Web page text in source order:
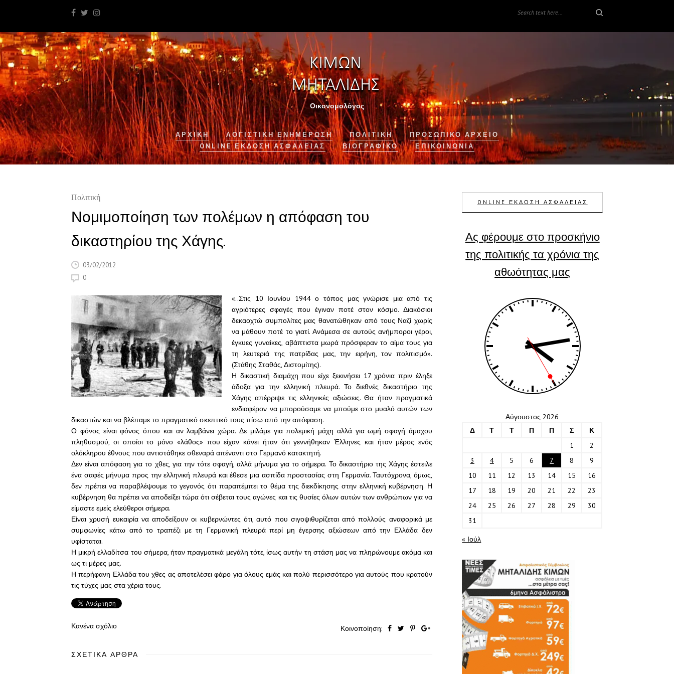
Οικονομολόγος
ΑΡΧΙΚΉ ΛΟΓΙΣΤΙΚΉ ΕΝΗΜΈΡΩΣΗ ΠΟΛΙΤΙΚΗ
ΠΡΟΣΩΠΙΚΟ ΑΡΧΕΙΟ
ONLINE ΈΚΔΟΣΗ ΑΣΦΆΛΕΙΑΣ
ΒΙΟΓΡΑΦΙΚΌ ΕΠΙΚΟΙΝΩΝΊΑ
Πολιτική
Νομιμοποίηση των πολέμων η απόφαση του
δικαστηρίου της Χάγης.
03/02/2012
0
«..Στις 10 Ιουνίου 1944 ο τόπος μας γνώρισε μια από τις
αγριότερες σφαγές που έγιναν ποτέ στον κόσμο. Διακόσιοι
δεκαοχτώ συμπολίτες μας θανατώθηκαν από τους Ναζί χωρίς
να μάθουν ποτέ το γιατί. Ανάμεσα σε αυτούς ανήμποροι γέροι,
έγκυες γυναίκες, αβάπτιστα μωρά πρόσφεραν το αίμα τους για
τη λευτεριά της πατρίδας μας, την ειρήνη, τον πολιτισμό».
(Στάθης Σταθάς, Διστομίτης).
Η δικαστική διαμάχη που είχε ξεκινήσει 17 χρόνια πριν έληξε
άδοξα για την ελληνική πλευρά. Το διεθνές δικαστήριο της
Χάγης απέρριψε τις ελληνικές αξιώσεις. Θα ήταν πραγματικά
ενδιαφέρον να μπορούσαμε να μπούμε στο μυαλό αυτών των
δικαστών και να βλέπαμε το πραγματικό σκεπτικό τους πίσω από την απόφαση.
Ο φόνος είναι φόνος όπου και αν λαμβάνει χώρα. Δε μιλάμε για πολεμική μάχη αλλά για ωμή σφαγή άμαχου
πληθυσμού, οι οποίοι το μόνο «λάθος» που είχαν κάνει ήταν ότι γεννήθηκαν Έλληνες και ήταν μέρος ενός
ολόκληρου έθνους που αντιστάθηκε σθεναρά απέναντι στο Γερμανό κατακτητή.
Δεν είναι απόφαση για το χθες, για την τότε σφαγή, αλλά μήνυμα για το σήμερα. Το δικαστήριο της Χάγης έστειλε
ένα σαφές μήνυμα προς την ελληνική πλευρά και έθεσε μια ασπίδα προστασίας στη Γερμανία. Ταυτόχρονα, όμως,
δεν πρέπει να παραβλέψουμε το γεγονός ότι παραπέμπει το θέμα της διεκδίκησης στην ελληνική κυβέρνηση. Η
κυβέρνηση θα πρέπει να αποδείξει τώρα ότι σέβεται τους αγώνες και τις θυσίες όλων αυτών των ανθρώπων για να
είμαστε εμείς ελεύθεροι σήμερα.
Είναι χρυσή ευκαιρία να αποδείξουν οι κυβερνώντες ότι, αυτό που σιγοψιθυρίζεται από πολλούς αναφορικά με
συμφωνίες κάτω από το τραπέζι με τη Γερμανική πλευρά περί μη έγερσης αξιώσεων από την Ελλάδα δεν
υφίσταται.
Η μικρή ελλαδίτσα του σήμερα, ήταν πραγματικά μεγάλη τότε, ίσως αυτήν τη στάση μας να πληρώνουμε ακόμα και
ως τι μέρες μας.
Η περήφανη Ελλάδα του χθες ας αποτελέσει φάρο για όλους εμάς και πολύ περισσότερο για αυτούς που κρατούν
τις τύχες μας στα χέρια τους.
Κανένα σχόλιο Κοινοποίηση:
ΣΧΕΤΙΚΆ ΆΡΘΡΑ
ONLINE ΕΚΔΟΣΗ ΑΣΦΑΛΕΙΑΣ
Ας φέρουμε στο προσκήνιο
της πολιτικής τα χρόνια της
αθωότητας μας
Αύγουστος 2026
Δ
Τ Τ Π Π Σ
Κ
1
2
3
4 5 6 7 8
9
10
11 12 13 14 15
16
17
18 19 20 21 22
23
24
25 26 27 28 29
30
31
« Ιούλ